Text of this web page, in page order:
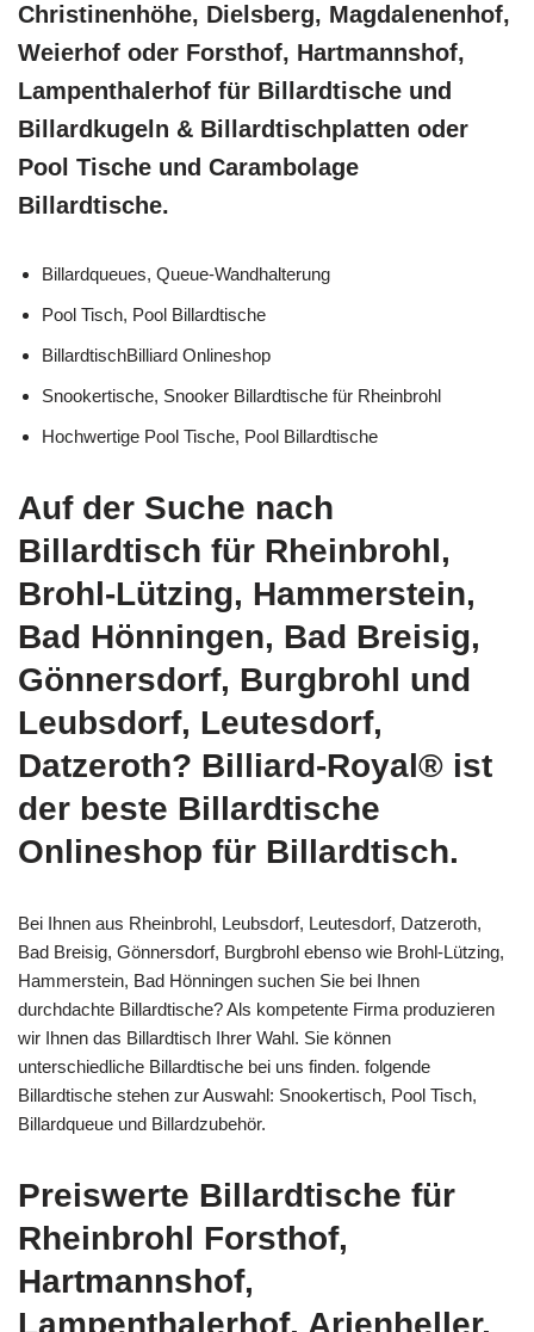
Christinenhöhe, Dielsberg, Magdalenenhof,
Weierhof oder Forsthof, Hartmannshof,
Lampenthalerhof für Billardtische und
Billardkugeln & Billardtischplatten oder
Pool Tische und Carambolage
Billardtische.
Billardqueues, Queue-Wandhalterung
Pool Tisch, Pool Billardtische
BillardtischBilliard Onlineshop
Snookertische, Snooker Billardtische für Rheinbrohl
Hochwertige Pool Tische, Pool Billardtische
Auf der Suche nach
Billardtisch für Rheinbrohl,
Brohl-Lützing, Hammerstein,
Bad Hönningen, Bad Breisig,
Gönnersdorf, Burgbrohl und
Leubsdorf, Leutesdorf,
Datzeroth? Billiard-Royal® ist
der beste Billardtische
Onlineshop für Billardtisch.
Bei Ihnen aus Rheinbrohl, Leubsdorf, Leutesdorf, Datzeroth,
Bad Breisig, Gönnersdorf, Burgbrohl ebenso wie Brohl-Lützing,
Hammerstein, Bad Hönningen suchen Sie bei Ihnen
durchdachte Billardtische? Als kompetente Firma produzieren
wir Ihnen das Billardtisch Ihrer Wahl. Sie können
unterschiedliche Billardtische bei uns finden. folgende
Billardtische stehen zur Auswahl: Snookertisch, Pool Tisch,
Billardqueue und Billardzubehör.
Preiswerte Billardtische für
Rheinbrohl Forsthof,
Hartmannshof,
Lampenthalerhof, Arienheller,